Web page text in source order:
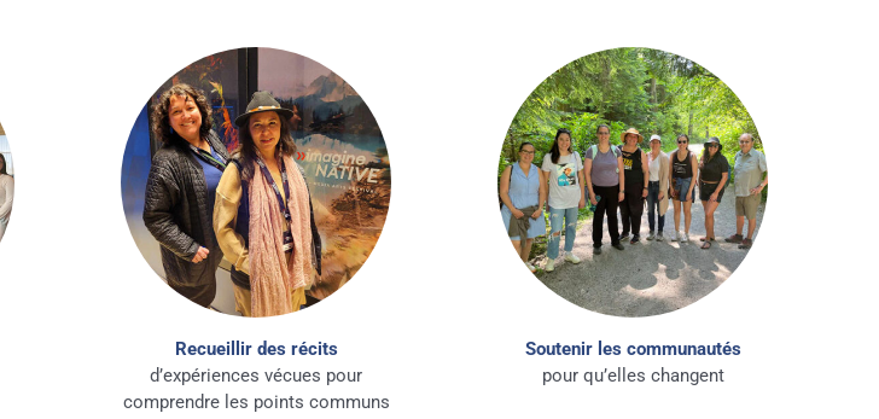
Recueillir des récits
d’expériences vécues pour
comprendre les points communs
Soutenir les communautés
pour qu’elles changent